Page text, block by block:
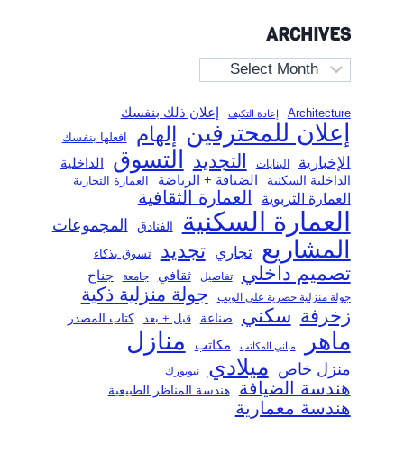
ARCHIVES
Archives
Architecture إعادة التكيف إعلان ذلك بنفسك
إعلان للمحترفين إلهام افعلها بنفسك
الإخبارية البنايات التجديد التسوق الداخلية
الداخلية السكنية الضيافة + الرياضة العمارة التجارية
العمارة التربوية العمارة الثقافية
العمارة السكنية الفنادق المجموعات
المشاريع تجاري تجديد تسوق بذكاء
تصميم داخلي تفاصيل ثقافي جامعة جناح
جولة منزلية حصرية على الويب
جولة منزلية ذكية
زخرفة سكني صناعة قبل + بعد كتاب المصدر
ماهر مباني المكاتب مكاتب منازل
منزل خاص ميلادي نيويورك
هندسة الضيافة هندسة المناظر الطبيعية
هندسة معمارية